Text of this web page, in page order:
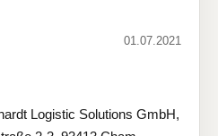
01.07.2021
Logistic Solutions GmbH,